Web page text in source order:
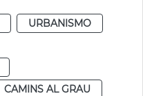
URBANISMO
CAMINS AL GRAU